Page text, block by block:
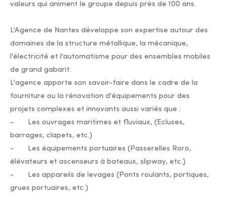
valeurs qui animent le groupe depuis près de 100 ans.
L'Agence de Nantes développe son expertise autour des
domaines de la structure métallique, la mécanique,
l'électricité et l'automatisme pour des ensembles mobiles
de grand gabarit.
L'agence apporte son savoir-faire dans le cadre de la
fourniture ou la rénovation d'équipements pour des
projets complexes et innovants aussi variés que :
- Les ouvrages maritimes et fluviaux, (Ecluses,
barrages, clapets, etc.)
- Les équipements portuaires (Passerelles Roro,
élévateurs et ascenseurs à bateaux, slipway, etc.)
- Les appareils de levages (Ponts roulants, portiques,
grues portuaires, etc.)